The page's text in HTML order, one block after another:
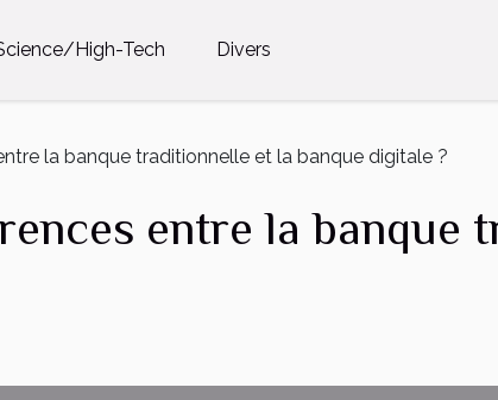
High-Tech Divers
la banque traditionnelle et la banque digitale ?
entre la banque